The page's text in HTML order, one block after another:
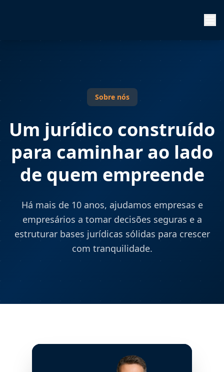
Sobre nós
Um jurídico construído
para caminhar ao lado
de quem empreende
Há mais de 10 anos, ajudamos empresas e
empresários a tomar decisões seguras e a
estruturar bases jurídicas sólidas para crescer
com tranquilidade.